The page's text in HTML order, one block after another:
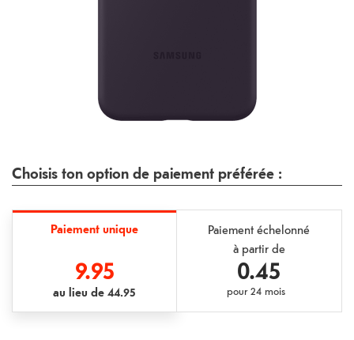
Choisis ton option de paiement préférée :
Paiement unique
9.95
au lieu de44.95
Paiement échelonné
à partir de
0.45
pour24 mois